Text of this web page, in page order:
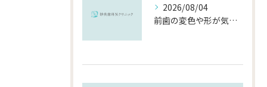
2026/08/04
前歯の変色や形が気になる…削らずにきれいに整える「ダイレクトボンディング」とは？